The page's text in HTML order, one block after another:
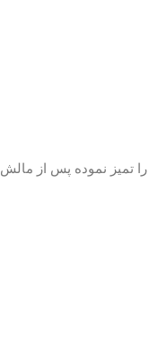
روی پوست ماساژ دهید. ابتدا محل